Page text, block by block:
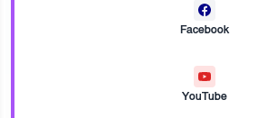
Facebook
YouTube